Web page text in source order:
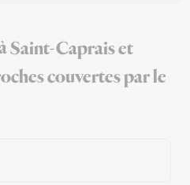
Saint-Caprais et
couvertes par le